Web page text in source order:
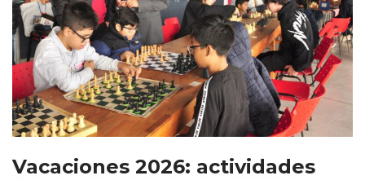
Vacaciones 2026: actividades